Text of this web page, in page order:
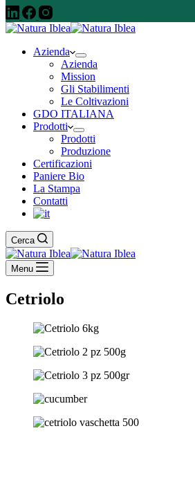
Azienda
Azienda
Mission
Gli Stabilimenti
Le Coltivazioni
GDO ITALIANA
Prodotti
Prodotti
Produzione
Certificazioni
Paniere Bio
La Stampa
Contatti
Cerca
Menu
Cetriolo